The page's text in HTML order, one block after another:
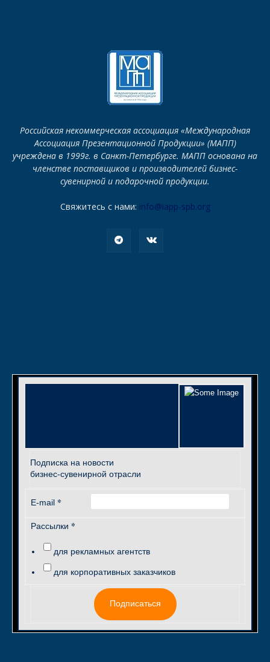
Российская некоммерческая ассоциация «Международная
Ассоциация Презентационной Продукции» (МАПП)
учреждена в 1999г. в Санкт-Петербурге. МАПП основана на
членстве поставщиков и производителей бизнес-
сувенирной и подарочной продукции.
Свяжитесь с нами: info@iapp-spb.org
Подписка на новости
бизнес-сувенирной отрасли
E-mail *
Рассылки *
для рекламных агентств
для корпоративных заказчиков
Подписаться